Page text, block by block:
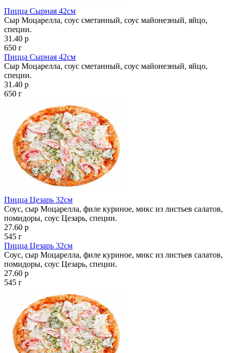
Пицца Сырная 42см
Сыр Моцарелла, соус сметанный, соус майонезный, яйцо,
специи.
31.40 р
650 г
Пицца Сырная 42см
Сыр Моцарелла, соус сметанный, соус майонезный, яйцо,
специи.
31.40 р
650 г
Пицца Цезарь 32см
Соус, сыр Моцарелла, филе куриное, микс из листьев салатов,
помидоры, соус Цезарь, специи.
27.60 р
545 г
Пицца Цезарь 32см
Соус, сыр Моцарелла, филе куриное, микс из листьев салатов,
помидоры, соус Цезарь, специи.
27.60 р
545 г